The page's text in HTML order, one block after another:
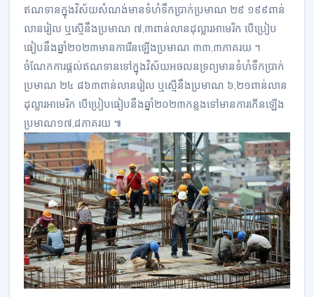
ឥណទានក្នុងវិស័យសំណង់​មានទំហំទឹក​ប្រាក់ប្រមាណ ២៩ ១៩៩ពាន់​
លានរៀល ឬស្មើនឹ​ង​ប្រមាណ ៧,៣ពាន់លានដុល្លារអាមេរិក បើប្រៀប​
ធៀប​នឹង​​ឆ្នាំ២០២៣​មានការើនឡើង​ប្រមាណ ៣៣,៣ភាគរយ ។
ចំណែក​ការ​ផ្ដល់ឥណទាន​ទៅក្នុងវិស័យ​អច​ល​ន​ទ្រ​​ព្យមានទំហំទឹកប្រាក់
ប្រមាណ ២៤ ៨៦៣ពាន់លានរៀល ឬ​ស្មើនឹងប្រមាណ ៦,២១ពាន់លាន​
ដុល្លារ​អា​មេរិ​ក​ បើ​ប្រៀបធៀបនឹង​ឆ្នាំ២០២៣​កន្លងទៅ​មានការកើនឡើង​
ប្រមាណ១៧,៨ភាគរយ​ ៕